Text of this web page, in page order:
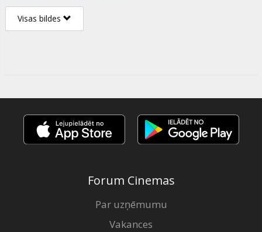
Visas bildes
Forum Cinemas
Par uzņēmumu
Vakances